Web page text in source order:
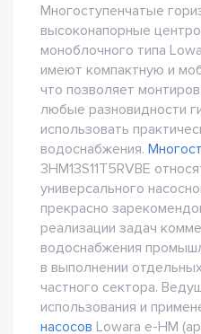
Многоступенчатые
высоконапорные
моноблочного типа
имеют компактную и
что позволяет
любые разновидности
использовать
водоснабжения.
3HM13S11T5RVBE
универсального
прекрасно
реализации задач
водоснабжения
в выполнении
частного сектора.
использования и
насосов Lowara e-HM